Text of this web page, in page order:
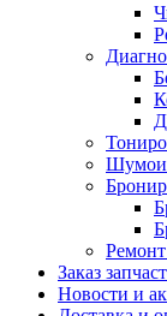
Заказ
Новости и